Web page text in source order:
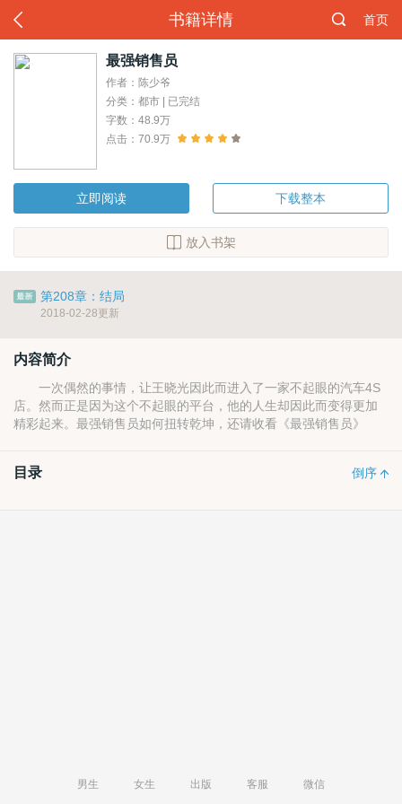
书籍详情 首页
最强销售员
作者：陈少爷
分类：都市 | 已完结
字数：48.9万
点击：70.9万
立即阅读 下载整本
放入书架
第208章：结局
2018-02-28更新
内容简介
一次偶然的事情，让王晓光因此而进入了一家不起眼的汽车4S
店。然而正是因为这个不起眼的平台，他的人生却因此而变得更加
精彩起来。最强销售员如何扭转乾坤，还请收看《最强销售员》
目录 倒序
男生 女生 出版 客服
微信